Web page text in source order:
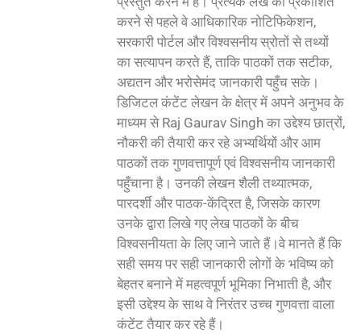
करने से पहले वे आधिकारिक नोटिफिकेशन,
सरकारी पोर्टल और विश्वसनीय स्रोतों से तथ्यों
का सत्यापन करते हैं, ताकि पाठकों तक सटीक,
अद्यतन और भरोसेमंद जानकारी पहुँच सके।
डिजिटल कंटेंट लेखन के क्षेत्र में अपने अनुभव के
माध्यम से Raj Gaurav Singh का उद्देश्य छात्रों,
नौकरी की तैयारी कर रहे अभ्यर्थियों और आम
पाठकों तक गुणवत्तापूर्ण एवं विश्वसनीय जानकारी
पहुँचाना है। उनकी लेखन शैली तथ्यात्मक,
पारदर्शी और पाठक-केंद्रित है, जिसके कारण
उनके द्वारा लिखे गए लेख पाठकों के बीच
विश्वसनीयता के लिए जाने जाते हैं।वे मानते हैं कि
सही समय पर सही जानकारी लोगों के भविष्य को
बेहतर बनाने में महत्वपूर्ण भूमिका निभाती है, और
इसी उद्देश्य के साथ वे निरंतर उच्च गुणवत्ता वाला
कंटेंट तैयार कर रहे हैं।